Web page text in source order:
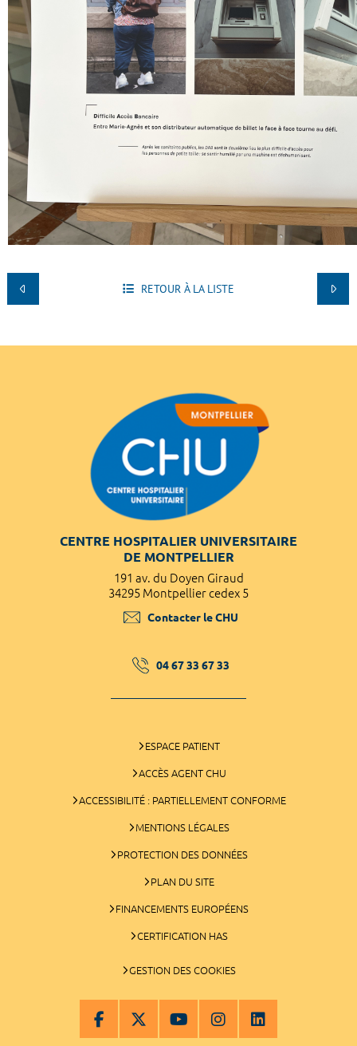
RETOUR À LA LISTE
CENTRE HOSPITALIER UNIVERSITAIRE
DE MONTPELLIER
191 av. du Doyen Giraud
34295 Montpellier cedex 5
Contacter le CHU
04 67 33 67 33
ESPACE PATIENT
ACCÈS AGENT CHU
ACCESSIBILITÉ : PARTIELLEMENT CONFORME
MENTIONS LÉGALES
PROTECTION DES DONNÉES
PLAN DU SITE
FINANCEMENTS EUROPÉENS
CERTIFICATION HAS
GESTION DES COOKIES